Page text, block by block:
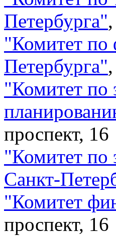
Петербурга",
"Комитет по
Петербурга",
"Комитет по
проспект, 16
"Комитет по
Санкт-
"Комитет
проспект, 16